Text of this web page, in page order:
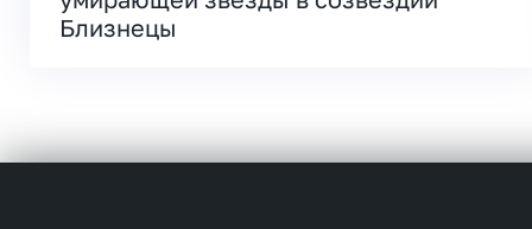
Близнецы